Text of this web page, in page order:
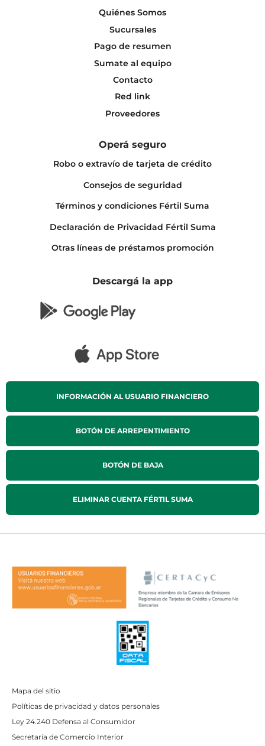
Quiénes Somos
Sucursales
Pago de resumen
Sumate al equipo
Contacto
Red link
Proveedores
Operá seguro
Robo o extravío de tarjeta de crédito
Consejos de seguridad
Términos y condiciones Fértil Suma
Declaración de Privacidad Fértil Suma
Otras líneas de préstamos promoción
Descargá la app
INFORMACIÓN AL USUARIO FINANCIERO
BOTÓN DE ARREPENTIMIENTO
BOTÓN DE BAJA
ELIMINAR CUENTA FÉRTIL SUMA
Mapa del sitio
Políticas de privacidad y datos personales
Ley 24.240 Defensa al Consumidor
Secretaría de Comercio Interior